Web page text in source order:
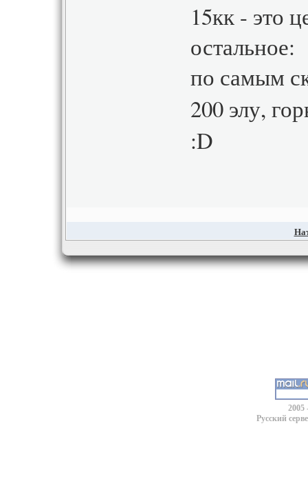
15кк - это
остальное:
по самым
200 элу,
:D
2005
Русский